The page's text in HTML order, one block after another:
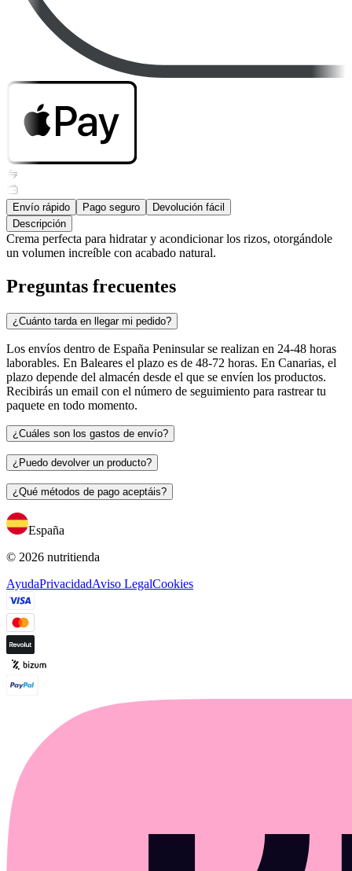
Envío rápido Pago seguro
Devolución fácil
Descripción
Crema perfecta para hidratar y acondicionar los rizos, otorgándole
un volumen increíble con acabado natural.
Preguntas frecuentes
¿Cuánto tarda en llegar mi pedido?
Los envíos dentro de España Peninsular se realizan en 24-48 horas
laborables. En Baleares el plazo es de 48-72 horas. En Canarias, el
plazo depende del almacén desde el que se envíen los productos.
Recibirás un email con el número de seguimiento para rastrear tu
paquete en todo momento.
¿Cuáles son los gastos de envío?
¿Puedo devolver un producto?
¿Qué métodos de pago aceptáis?
España
© 2026 nutritienda
AyudaPrivacidadAviso LegalCookies